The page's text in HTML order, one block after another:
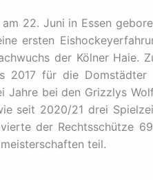
22. Juni in Essen
ersten
der Kölner Haie.
2017 für die
Jahre bei den Grizzlys
seit 2020/21 drei
der Rechtsschütze
teil.